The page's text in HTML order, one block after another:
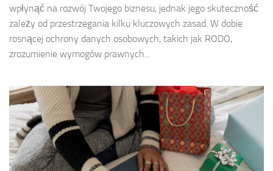
wpłynąć na rozwój Twojego biznesu, jednak jego skuteczność
zależy od przestrzegania kilku kluczowych zasad. W dobie
rosnącej ochrony danych osobowych, takich jak RODO,
zrozumienie wymogów prawnych...